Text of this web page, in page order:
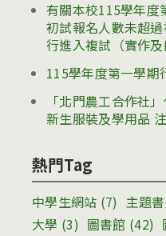
有關本校115學年度
初試報名人數未超
行進入複試（實作及
115學年度第一學期
「北門農工合作社
新生服裝及學用品
熱門Tag
中學生網站 (7) 主題
大學 (3) 圖書館 (42)